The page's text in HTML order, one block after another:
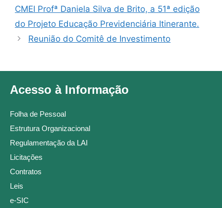
CMEI Profª Daniela Silva de Brito, a 51ª edição
do Projeto Educação Previdenciária Itinerante.
Reunião do Comitê de Investimento
Acesso à Informação
Folha de Pessoal
Estrutura Organizacional
Regulamentação da LAI
Licitações
Contratos
Leis
e-SIC